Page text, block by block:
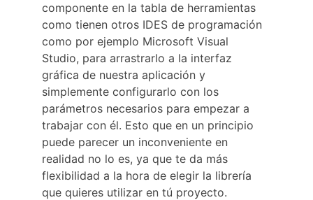
componente en la tabla de herramientas
como tienen otros IDES de programación
como por ejemplo Microsoft Visual
Studio, para arrastrarlo a la interfaz
gráfica de nuestra aplicación y
simplemente configurarlo con los
parámetros necesarios para empezar a
trabajar con él. Esto que en un principio
puede parecer un inconveniente en
realidad no lo es, ya que te da más
flexibilidad a la hora de elegir la librería
que quieres utilizar en tú proyecto.